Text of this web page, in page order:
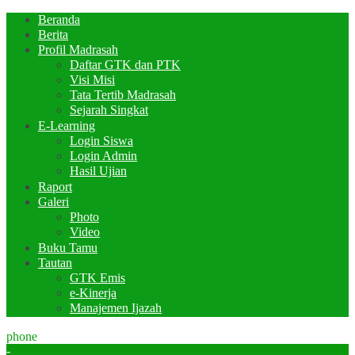
Beranda
Berita
Profil Madrasah
Daftar GTK dan PTK
Visi Misi
Tata Tertib Madrasah
Sejarah Singkat
E-Learning
Login Siswa
Login Admin
Hasil Ujian
Raport
Galeri
Photo
Video
Buku Tamu
Tautan
GTK Emis
e-Kinerja
Manajemen Ijazah
phone
-